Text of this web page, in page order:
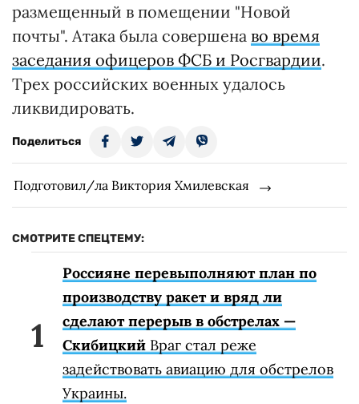
размещенный в помещении "Новой
почты". Атака была совершена во время
заседания офицеров ФСБ и Росгвардии.
Трех российских военных удалось
ликвидировать.
Поделиться
Подготовил/ла Виктория Хмилевская
СМОТРИТЕ СПЕЦТЕМУ:
Россияне перевыполняют план по
производству ракет и вряд ли
сделают перерыв в обстрелах —
Скибицкий Враг стал реже
задействовать авиацию для обстрелов
Украины.